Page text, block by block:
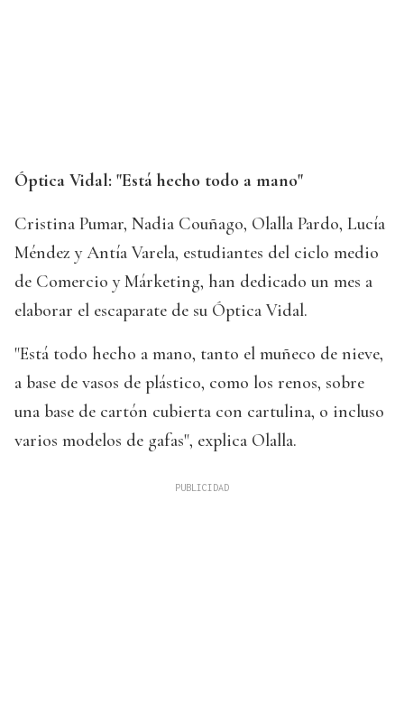
Óptica Vidal: "Está hecho todo a mano"
Cristina Pumar, Nadia Couñago, Olalla Pardo, Lucía
Méndez y Antía Varela, estudiantes del ciclo medio
de Comercio y Márketing, han dedicado un mes a
elaborar el escaparate de su Óptica Vidal.
"Está todo hecho a mano, tanto el muñeco de nieve,
a base de vasos de plástico, como los renos, sobre
una base de cartón cubierta con cartulina, o incluso
varios modelos de gafas", explica Olalla.